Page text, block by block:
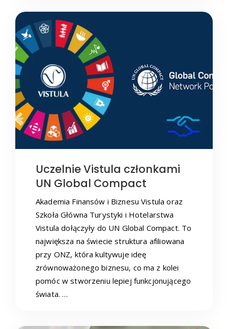
Uczelnie Vistula członkami
UN Global Compact
Akademia Finansów i Biznesu Vistula oraz
Szkoła Główna Turystyki i Hotelarstwa
Vistula dołączyły do UN Global Compact. To
największa na świecie struktura afiliowana
przy ONZ, która kultywuje ideę
zrównoważonego biznesu, co ma z kolei
pomóc w stworzeniu lepiej funkcjonującego
świata. …